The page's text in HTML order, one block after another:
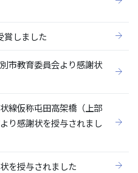
賞しました
市教育委員会より感謝状
線仮称屯田高架橋（上部
り感謝状を授与されまし
を授与されました